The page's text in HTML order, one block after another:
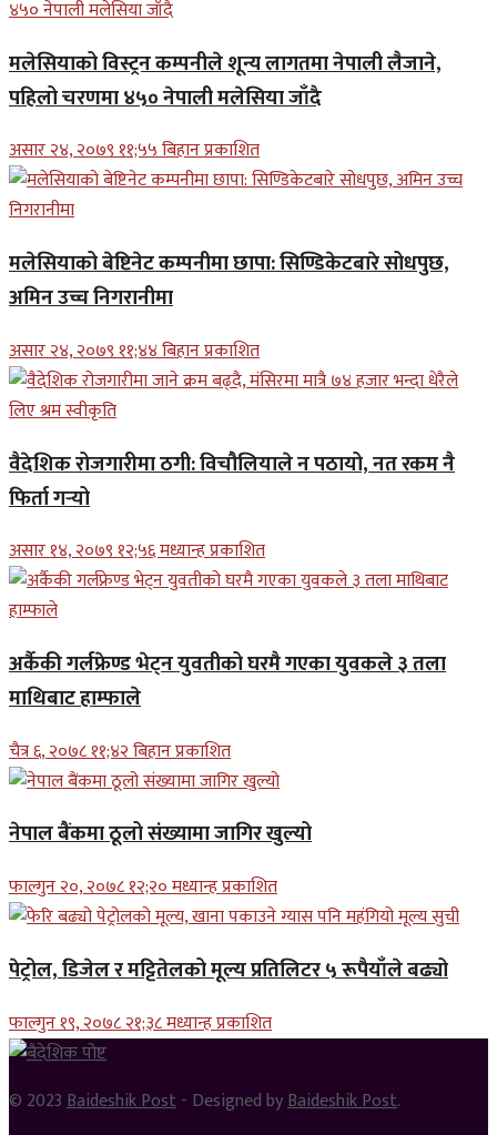
मलेसियाको विस्ट्रन कम्पनीले शून्य लागतमा नेपाली लैजाने,
पहिलो चरणमा ४५० नेपाली मलेसिया जाँदै
असार २४, २०७९ ११;५५ बिहान प्रकाशित
मलेसियाको बेष्टिनेट कम्पनीमा छापा: सिण्डिकेटबारे सोधपुछ,
अमिन उच्च निगरानीमा
असार २४, २०७९ ११;४४ बिहान प्रकाशित
वैदेशिक रोजगारीमा ठगी: विचौलियाले न पठायो, नत रकम नै
फिर्ता गर्‍यो
असार १४, २०७९ १२;५६ मध्यान्ह प्रकाशित
अर्कैकी गर्लफ्रेण्ड भेट्न युवतीको घरमै गएका युवकले ३ तला
माथिबाट हाम्फाले
चैत्र ६, २०७८ ११;४२ बिहान प्रकाशित
नेपाल बैंकमा ठूलो संख्यामा जागिर खुल्यो
फाल्गुन २०, २०७८ १२;२० मध्यान्ह प्रकाशित
पेट्रोल, डिजेल र मट्टितेलको मूल्य प्रतिलिटर ५ रूपैयाँले बढ्यो
फाल्गुन १९, २०७८ २१;३८ मध्यान्ह प्रकाशित
© 2023Baideshik Post- Designed byBaideshik Post.